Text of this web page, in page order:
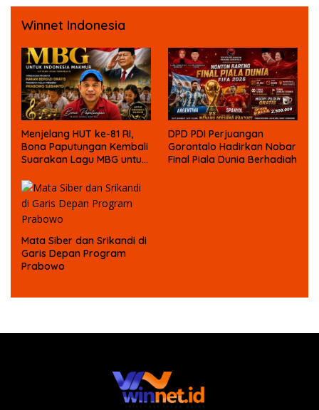
Winnet Indonesia
Menjelang HUT ke-81 RI,
Bona Paputungan Kembali
Suarakan Lagu MBG untuk
DPD PDI Perjuangan
Gorontalo Hadirkan Nobar
Final Piala Dunia Berhadiah
Mata Siber dan Srikandi di
Garis Depan Program
Prabowo